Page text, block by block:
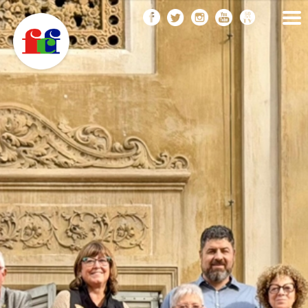
Vés
al
contingut
FEDERACIÓ CATALANA
DE FOTOGRAFIA
F
C
F